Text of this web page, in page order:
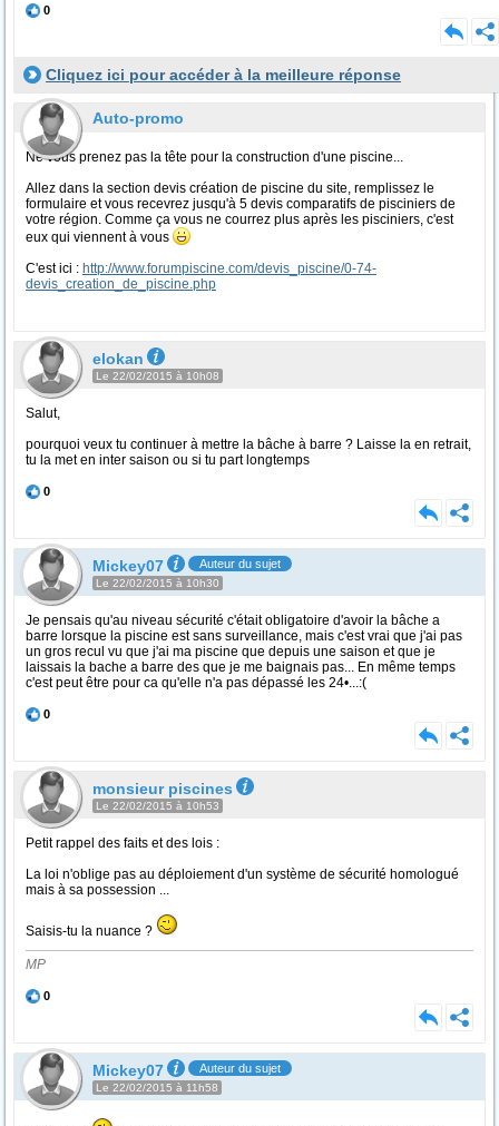
0
Cliquez ici pour accéder à la meilleure réponse
Auto-promo
Ne vous prenez pas la tête pour la construction d'une piscine...
Allez dans la section devis création de piscine du site, remplissez le
formulaire et vous recevrez jusqu'à 5 devis comparatifs de pisciniers de
votre région. Comme ça vous ne courrez plus après les pisciniers, c'est
eux qui viennent à vous
C'est ici : http://www.forumpiscine.com/devis_piscine/0-74-
devis_creation_de_piscine.php
elokan
Le 22/02/2015 à 10h08
Salut,
pourquoi veux tu continuer à mettre la bâche à barre ? Laisse la en retrait,
tu la met en inter saison ou si tu part longtemps
0
Mickey07 Auteur du sujet
Le 22/02/2015 à 10h30
Je pensais qu'au niveau sécurité c'était obligatoire d'avoir la bâche a
barre lorsque la piscine est sans surveillance, mais c'est vrai que j'ai pas
un gros recul vu que j'ai ma piscine que depuis une saison et que je
laissais la bache a barre des que je me baignais pas... En même temps
c'est peut être pour ca qu'elle n'a pas dépassé les 24•...:(
0
monsieur piscines
Le 22/02/2015 à 10h53
Petit rappel des faits et des lois :
La loi n'oblige pas au déploiement d'un système de sécurité homologué
mais à sa possession ...
Saisis-tu la nuance ?
MP
0
Mickey07 Auteur du sujet
Le 22/02/2015 à 11h58